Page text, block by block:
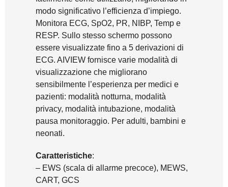
modo significativo l’efficienza d’impiego.
Monitora ECG, SpO2, PR, NIBP, Temp e
RESP. Sullo stesso schermo possono
essere visualizzate fino a 5 derivazioni di
ECG. AIVIEW fornisce varie modalità di
visualizzazione che migliorano
sensibilmente l’esperienza per medici e
pazienti: modalità notturna, modalità
privacy, modalità intubazione, modalità
pausa monitoraggio. Per adulti, bambini e
neonati.
Caratteristiche:
– EWS (scala di allarme precoce), MEWS,
CART, GCS